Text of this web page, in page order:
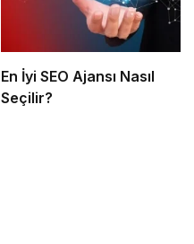
En İyi SEO Ajansı Nasıl
Seçilir?